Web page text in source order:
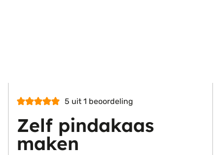
5 uit 1 beoordeling
Zelf pindakaas
maken